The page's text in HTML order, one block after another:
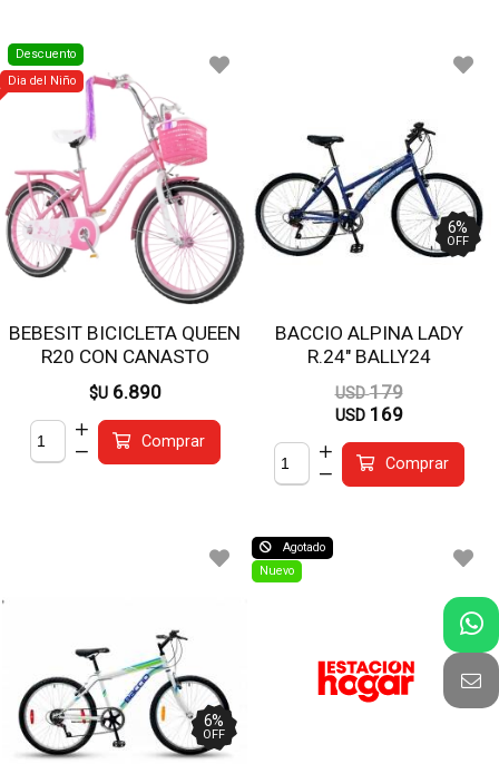
Descuento
Dia del Niño
BEBESIT BICICLETA QUEEN
R20 CON CANASTO
BK007RO
$U 6.890
Comprar
BACCIO ALPINA LADY
R.24" BALLY24
6%
OFF
USD 179
USD 169
Comprar
6%
OFF
Agotado
Nuevo